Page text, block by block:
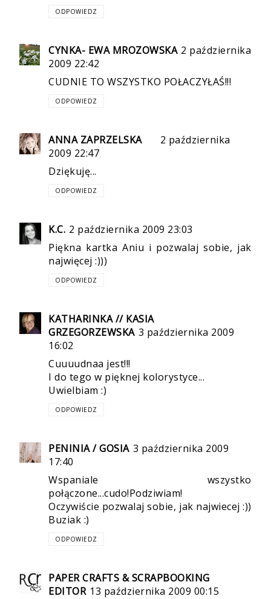
ODPOWIEDZ
CYNKA- EWA MROZOWSKA 2 października
2009 22:42
CUDNIE TO WSZYSTKO POŁACZYŁAŚ!!!
ODPOWIEDZ
ANNA ZAPRZELSKA
2 października
2009 22:47
Dziękuję...
ODPOWIEDZ
K.C. 2 października 2009 23:03
Piękna kartka Aniu i pozwalaj sobie, jak
najwięcej :)))
ODPOWIEDZ
KATHARINKA // KASIA
GRZEGORZEWSKA 3 października 2009
16:02
Cuuuudnaa jest!!!
I do tego w pięknej kolorystyce...
Uwielbiam :)
ODPOWIEDZ
PENINIA / GOSIA 3 października 2009
17:40
Wspaniale wszystko
połączone...cudo!Podziwiam!
Oczywiście pozwalaj sobie, jak najwiecej :))
Buziak :)
ODPOWIEDZ
PAPER CRAFTS & SCRAPBOOKING
EDITOR 13 października 2009 00:15